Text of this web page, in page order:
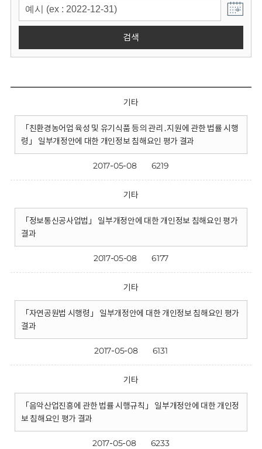
검색
기타
「친환경농어업 육성 및 유기식품 등의 관리․지원에 관한 법률 시행
령」 일부개정안에 대한 개인정보 침해요인 평가 결과
2017-05-08 6219
기타
「정보통신공사업법」 일부개정안에 대한 개인정보 침해요인 평가
결과
2017-05-08 6177
기타
「자연공원법 시행령」 일부개정안에 대한 개인정보 침해요인 평가
결과
2017-05-08 6131
기타
「음악산업진흥에 관한 법률 시행규칙」 일부개정안에 대한 개인정
보 침해요인 평가 결과
2017-05-08 6233